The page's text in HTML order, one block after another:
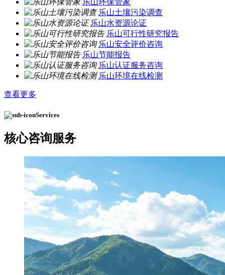
乐山环保管家
乐山土壤污染调查
乐山水资源论证
乐山可行性研究报告
乐山安全评价咨询
乐山节能报告
乐山认证服务咨询
乐山环境在线检测
查看更多
Services
核心咨询服务